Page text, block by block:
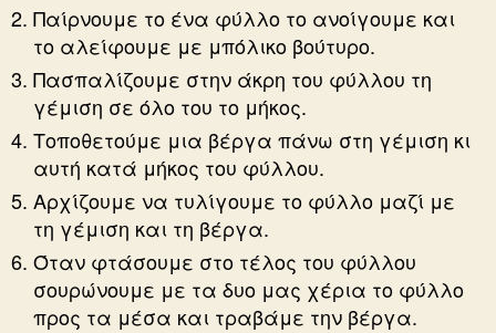
Παίρνουμε το ένα φύλλο το ανοίγουμε και
το αλείφουμε με μπόλικο βούτυρο.
Πασπαλίζουμε στην άκρη του φύλλου τη
γέμιση σε όλο του το μήκος.
Τοποθετούμε μια βέργα πάνω στη γέμιση κι
αυτή κατά μήκος του φύλλου.
Αρχίζουμε να τυλίγουμε το φύλλο μαζί με
τη γέμιση και τη βέργα.
Όταν φτάσουμε στο τέλος του φύλλου
σουρώνουμε με τα δυο μας χέρια το φύλλο
προς τα μέσα και τραβάμε την βέργα.